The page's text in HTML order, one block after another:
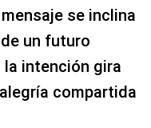
se inclina
un futuro
intención gira
compartida